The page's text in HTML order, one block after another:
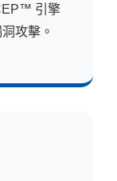
引擎
攻擊。